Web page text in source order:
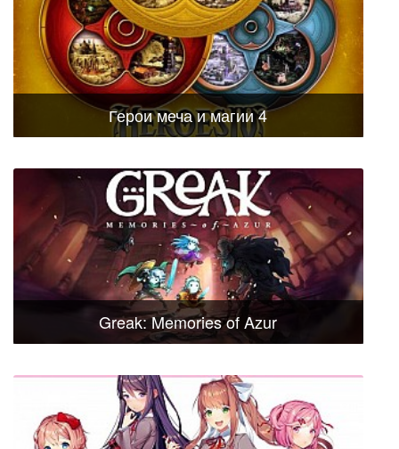
Герои меча и магии 4
Greak: Memories of Azur